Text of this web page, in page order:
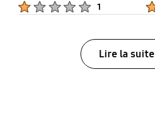
1
Lire la suite